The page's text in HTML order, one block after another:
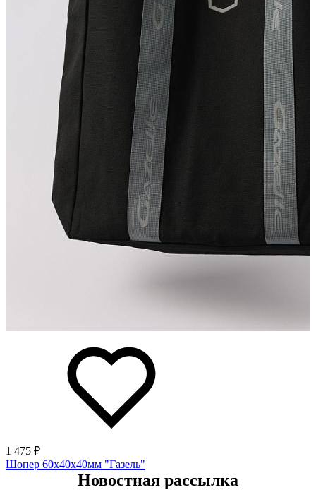
1 475 ₽
Шопер 60х40х40мм "Газель"
Новостная рассылка